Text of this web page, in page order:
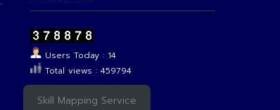
Users Today : 14
Total views : 459794
Skill Mapping Service